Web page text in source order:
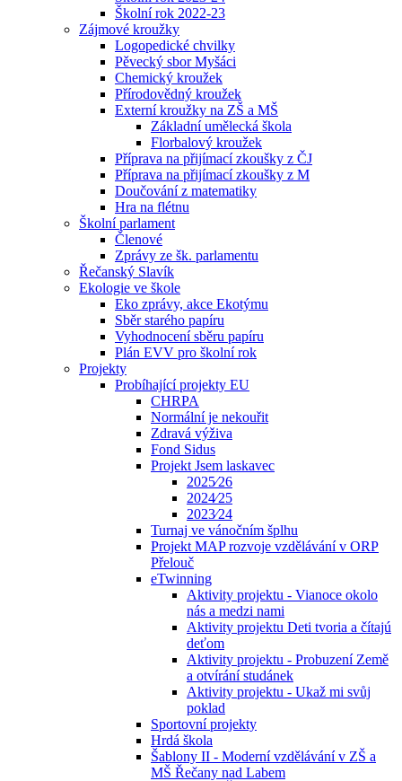
Školní rok 2022-23
Zájmové kroužky
Logopedické chvilky
Pěvecký sbor Myšáci
Chemický kroužek
Přírodovědný kroužek
Externí kroužky na ZŠ a MŠ
Základní umělecká škola
Florbalový kroužek
Příprava na přijímací zkoušky z ČJ
Příprava na přijímací zkoušky z M
Doučování z matematiky
Hra na flétnu
Školní parlament
Členové
Zprávy ze šk. parlamentu
Řečanský Slavík
Ekologie ve škole
Eko zprávy, akce Ekotýmu
Sběr starého papíru
Vyhodnocení sběru papíru
Plán EVV pro školní rok
Projekty
Probíhající projekty EU
CHRPA
Normální je nekouřit
Zdravá výživa
Fond Sidus
Projekt Jsem laskavec
2025⁄26
2024⁄25
2023⁄24
Turnaj ve vánočním šplhu
Projekt MAP rozvoje vzdělávání v ORP
Přelouč
eTwinning
Aktivity projektu - Vianoce okolo
nás a medzi nami
Aktivity projektu Deti tvoria a čítajú
deťom
Aktivity projektu - Probuzení Země
a otvírání studánek
Aktivity projektu - Ukaž mi svůj
poklad
Sportovní projekty
Hrdá škola
Šablony II - Moderní vzdělávání v ZŠ a
MŠ Řečany nad Labem